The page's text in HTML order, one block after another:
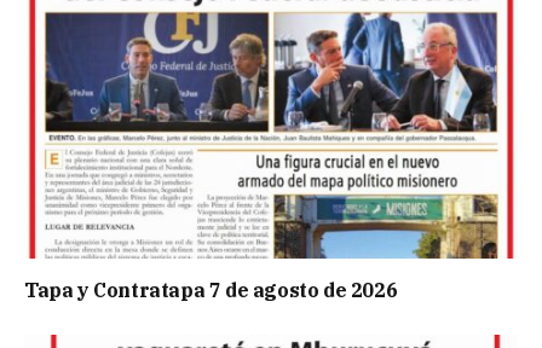
Tapa y Contratapa 7 de agosto de 2026